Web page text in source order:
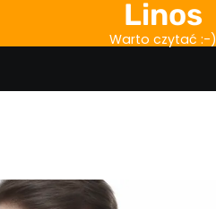
Linos
Warto czytać :-)